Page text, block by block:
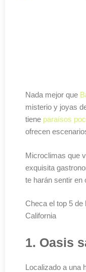
Nada mejor que
misterio y joyas
tiene paraísos
ofrecen
Microclimas que
exquisita
te harán sentir en
Checa el top 5
California
1. Oasis
Localizado a una